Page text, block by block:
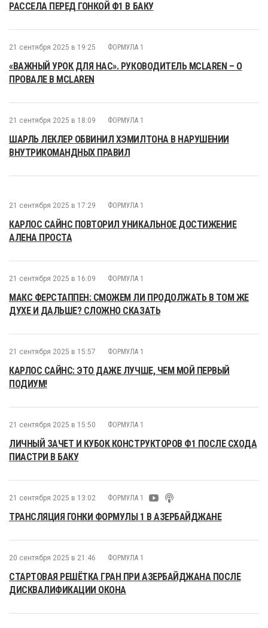
РАССЕЛА ПЕРЕД ГОНКОЙ Ф1 В БАКУ
21 сентября 2025 в 19:25 ФОРМУЛА 1
«ВАЖНЫЙ УРОК ДЛЯ НАС». РУКОВОДИТЕЛЬ MCLAREN – О
ПРОВАЛЕ В MCLAREN
21 сентября 2025 в 18:09 ФОРМУЛА 1
ШАРЛЬ ЛЕКЛЕР ОБВИНИЛ ХЭМИЛТОНА В НАРУШЕНИИ
ВНУТРИКОМАНДНЫХ ПРАВИЛ
21 сентября 2025 в 17:29 ФОРМУЛА 1
КАРЛОС САЙНС ПОВТОРИЛ УНИКАЛЬНОЕ ДОСТИЖЕНИЕ
АЛЕНА ПРОСТА
21 сентября 2025 в 16:09 ФОРМУЛА 1
МАКС ФЕРСТАППЕН: СМОЖЕМ ЛИ ПРОДОЛЖАТЬ В ТОМ ЖЕ
ДУХЕ И ДАЛЬШЕ? СЛОЖНО СКАЗАТЬ
21 сентября 2025 в 15:57 ФОРМУЛА 1
КАРЛОС САЙНС: ЭТО ДАЖЕ ЛУЧШЕ, ЧЕМ МОЙ ПЕРВЫЙ
ПОДИУМ!
21 сентября 2025 в 15:50 ФОРМУЛА 1
ЛИЧНЫЙ ЗАЧЕТ И КУБОК КОНСТРУКТОРОВ Ф1 ПОСЛЕ СХОДА
ПИАСТРИ В БАКУ
21 сентября 2025 в 13:02 ФОРМУЛА 1
ТРАНСЛЯЦИЯ ГОНКИ ФОРМУЛЫ 1 В АЗЕРБАЙДЖАНЕ
20 сентября 2025 в 21:46 ФОРМУЛА 1
СТАРТОВАЯ РЕШЁТКА ГРАН ПРИ АЗЕРБАЙДЖАНА ПОСЛЕ
ДИСКВАЛИФИКАЦИИ ОКОНА